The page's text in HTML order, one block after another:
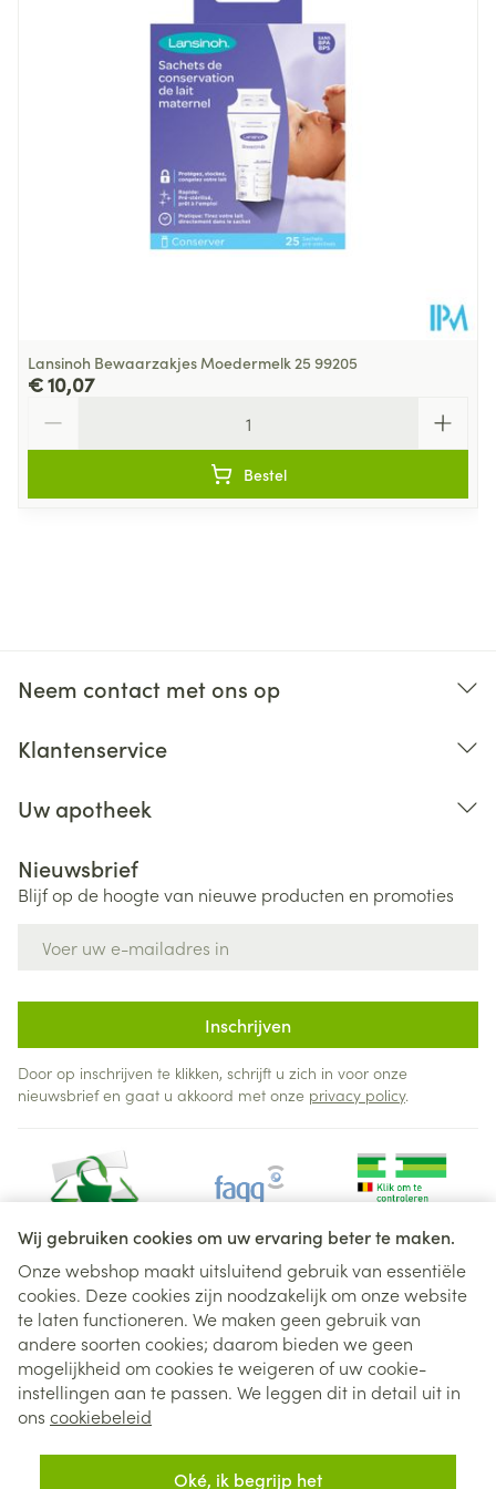
Wij gebruiken cookies om uw ervaring beter te maken.
Onze webshop maakt uitsluitend gebruik van essentiële
cookies. Deze cookies zijn noodzakelijk om onze website
te laten functioneren. We maken geen gebruik van
andere soorten cookies; daarom bieden we geen
mogelijkheid om cookies te weigeren of uw cookie-
instellingen aan te passen. We leggen dit in detail uit in
ons cookiebeleid
Oké, ik begrijp het
Kamertemperatuur (15°C - 25°C)
Lansinoh Bewaarzakjes Moedermelk 25 99205
€ 10,07
Bestel
Neem contact met ons op
Klantenservice
Uw apotheek
Nieuwsbrief
Blijf op de hoogte van nieuwe producten en promoties
Inschrijven
Door op inschrijven te klikken, schrijft u zich in voor onze
nieuwsbrief en gaat u akkoord met onze privacy policy.
Juridische links